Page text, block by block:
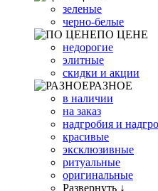
зеленые
черно-белые
ПО ЦЕНЕ
недорогие
элитные
скидки и акции
РАЗНОЕ
в наличии
на заказ
надгробия и
красивые
эксклюзивные
ритуальные
оригинальные
Развернуть ↓